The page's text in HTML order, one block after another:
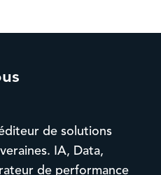
de solutions
IA, Data,
de performance